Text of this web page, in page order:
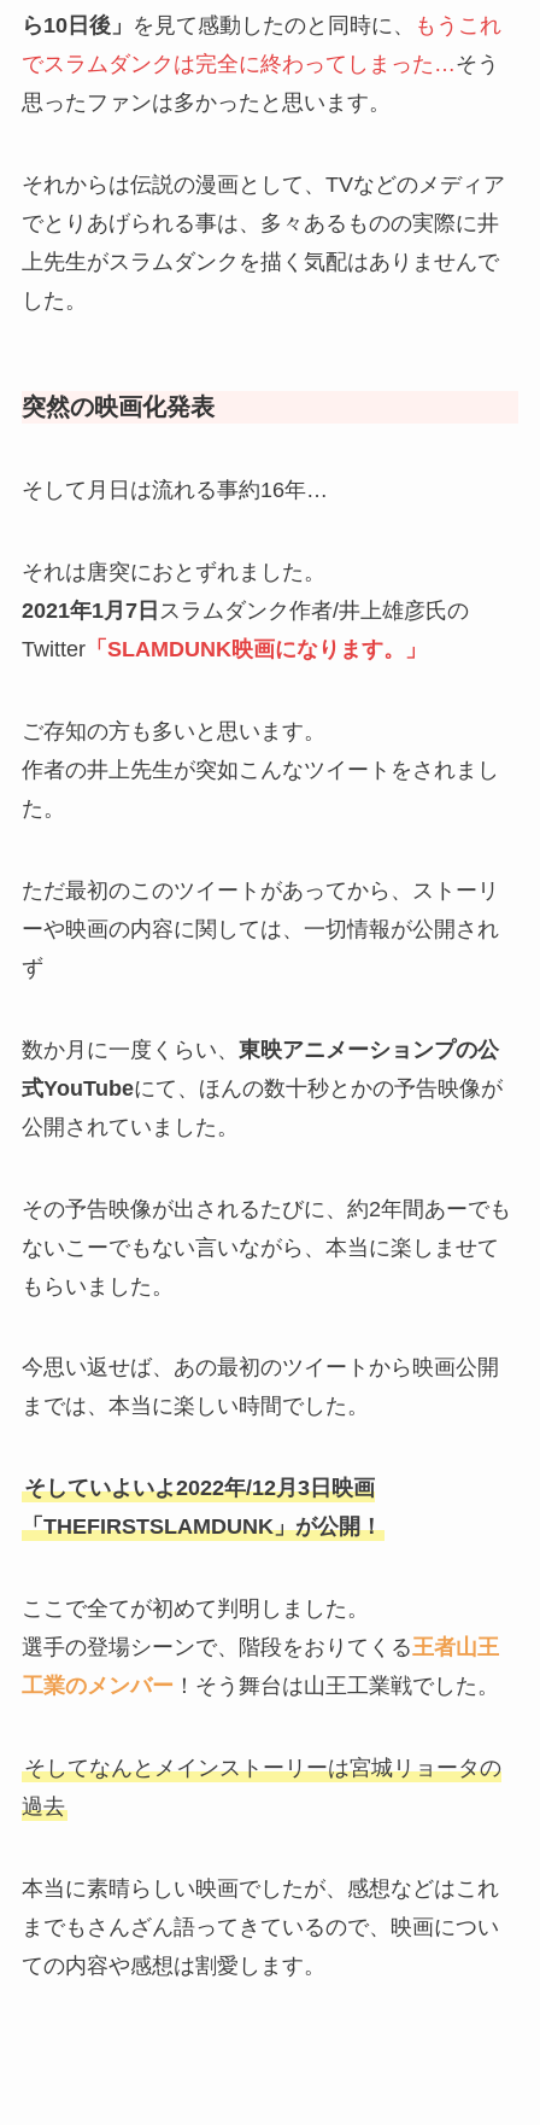
ら10日後」 を見て感動したのと同時に、
もうこれ
でスラムダンクは完全に終わってしまった…そう
思ったファンは多かったと思います。
それからは伝説の漫画として、TVなどのメディア
でとりあげられる事は、多々あるものの実際に井
上先生がスラムダンクを描く気配はありませんで
した。
突然の映画化発表
そして月日は流れる事約16年…
それは唐突におとずれました。
2021年1月7日 スラムダンク作者/井上雄彦氏の
Twitter「SLAMDUNK映画になります。」
ご存知の方も多いと思います。
作者の井上先生が突如こんなツイートをされまし
た。
ただ最初のこのツイートがあってから、ストーリ
ーや映画の内容に関しては、一切情報が公開され
ず
数か月に一度くらい、 東映アニメーションプの公
式YouTubeにて、ほんの数十秒とかの予告映像が
公開されていました。
その予告映像が出されるたびに、約2年間あーでも
ないこーでもない言いながら、本当に楽しませて
もらいました。
今思い返せば、あの最初のツイートから映画公開
までは、本当に楽しい時間でした。
そしていよいよ2022年/12月3日映画
「THEFIRSTSLAMDUNK」が公開！
ここで全てが初めて判明しました。
選手の登場シーンで、階段をおりてくる王者山王
工業のメンバー ！そう舞台は山王工業戦でした。
そしてなんとメインストーリーは宮城リョータの
過去
本当に素晴らしい映画でしたが、感想などはこれ
までもさんざん語ってきているので、映画につい
ての内容や感想は割愛します。